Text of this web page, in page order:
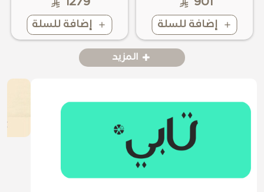
إضافة للسلة
901
إضافة للسلة
1279
المزيد